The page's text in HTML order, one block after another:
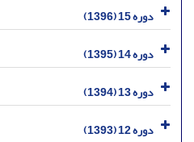
دوره 15 (1396)
دوره 14 (1395)
دوره 13 (1394)
دوره 12 (1393)